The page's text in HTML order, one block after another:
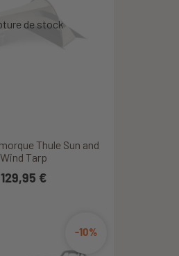
Thule Sun and
Wind Tarp
129,95 €
-10%